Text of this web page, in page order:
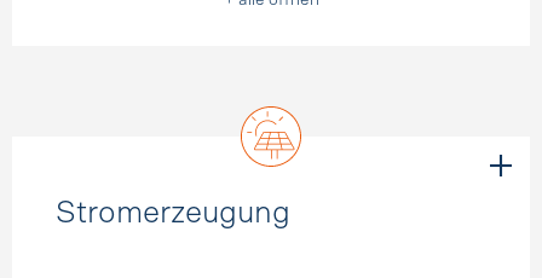
Stromerzeugung